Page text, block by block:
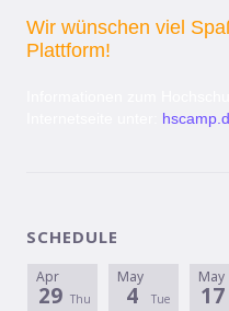
Wir wünschen viel
Plattform!
SCHEDULE
Apr
29 Thu
May
4 Tue
May
17